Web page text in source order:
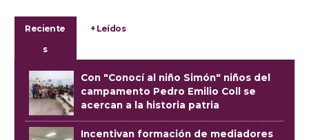
Reciente
s
+ Leídos
Con "Conocí al niño Simón" niños del
campamento Pedro Emilio Coll se
acercan a la historia patria
Incentivan formación de mediadores